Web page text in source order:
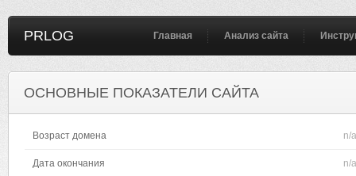
PRLOG Главная Анализ сайта
ОСНОВНЫЕ ПОКАЗАТЕЛИ САЙТА
Возраст домена n/a
Дата окончания n/a